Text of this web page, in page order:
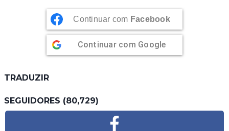
Continuar com Facebook
Continuar com Google
TRADUZIR
SEGUIDORES (80,729)